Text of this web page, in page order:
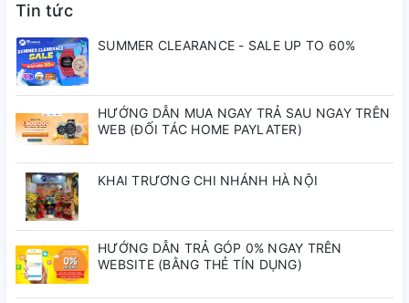
Dây đeo bằng nhựa
Khả năng chống nước ở độ sâu 100 mét
Tough Solar (Chạy bằng năng lượng mặt trời)
Tính năng kết nối ứng dụng/kết nối điện
thoại thông minh
Tính năng Kết nối điện thoại thông minh
Mobile link (Kết nối không dây sử dụng Bluetooth®)
Ứng dụng ĐỒNG HỒ CASIO
Tin tức
SUMMER CLEARANCE - SALE UP TO 60%
HƯỚNG DẪN MUA NGAY TRẢ SAU NGAY TRÊN
WEB (ĐỐI TÁC HOME PAYLATER)
KHAI TRƯƠNG CHI NHÁNH HÀ NỘI
HƯỚNG DẪN TRẢ GÓP 0% NGAY TRÊN
WEBSITE (BẰNG THẺ TÍN DỤNG)